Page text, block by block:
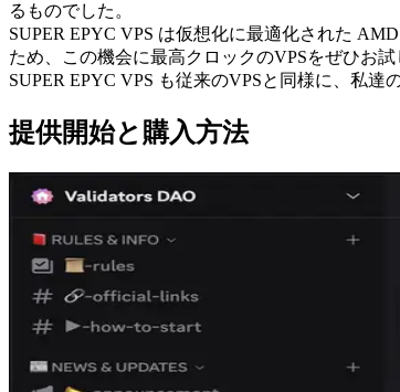
るものでした。
SUPER EPYC VPS は仮想化に最適化された
ため、この機会に最高クロックのVPSをぜひお試
SUPER EPYC VPS も従来のVPSと同様に、私
提供開始と購入方法